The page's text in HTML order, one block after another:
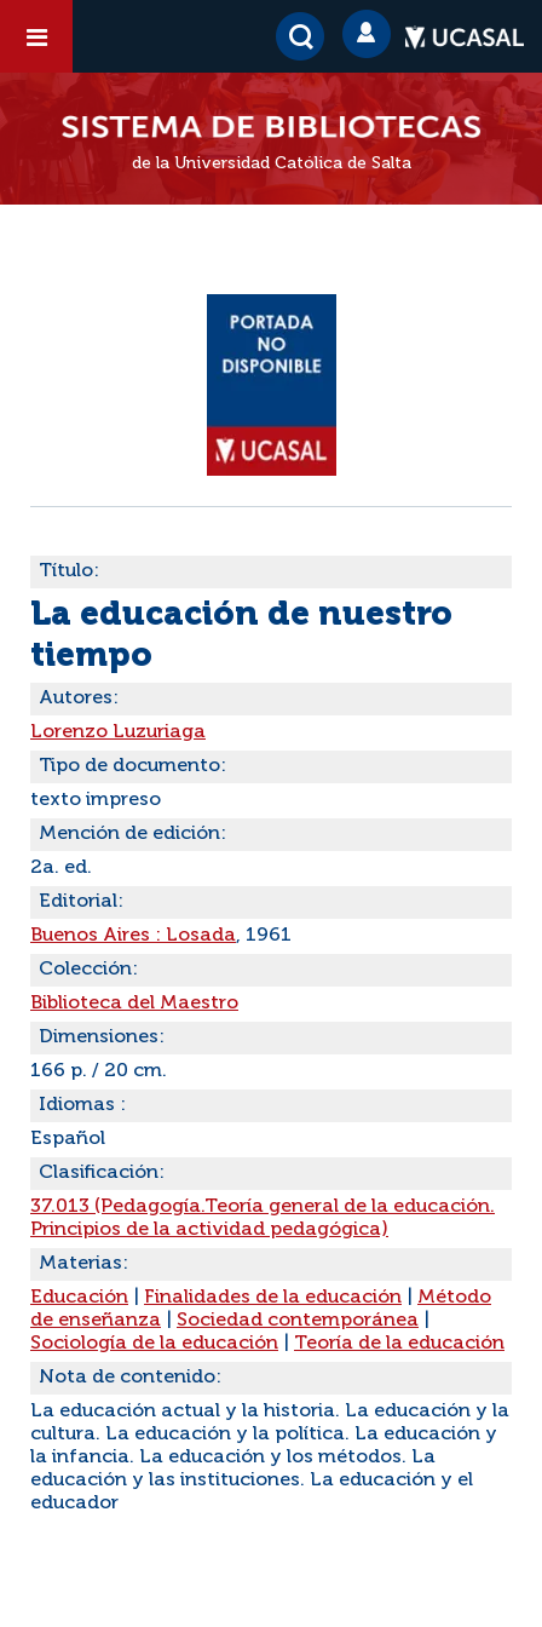
de la Universidad Católica de Salta
Título:
La educación de nuestro
tiempo
Autores:
Lorenzo Luzuriaga
Tipo de documento:
texto impreso
Mención de edición:
2a. ed.
Editorial:
Buenos Aires : Losada, 1961
Colección:
Biblioteca del Maestro
Dimensiones:
166 p. / 20 cm.
Idiomas :
Español
Clasificación:
37.013 (Pedagogía.Teoría general de la educación.
Principios de la actividad pedagógica)
Materias:
Educación
Finalidades de la educación
Método
de enseñanza
Sociedad contemporánea
Sociología de la educación
Teoría de la educación
Nota de contenido:
La educación actual y la historia. La educación y la
cultura. La educación y la política. La educación y
la infancia. La educación y los métodos. La
educación y las instituciones. La educación y el
educador